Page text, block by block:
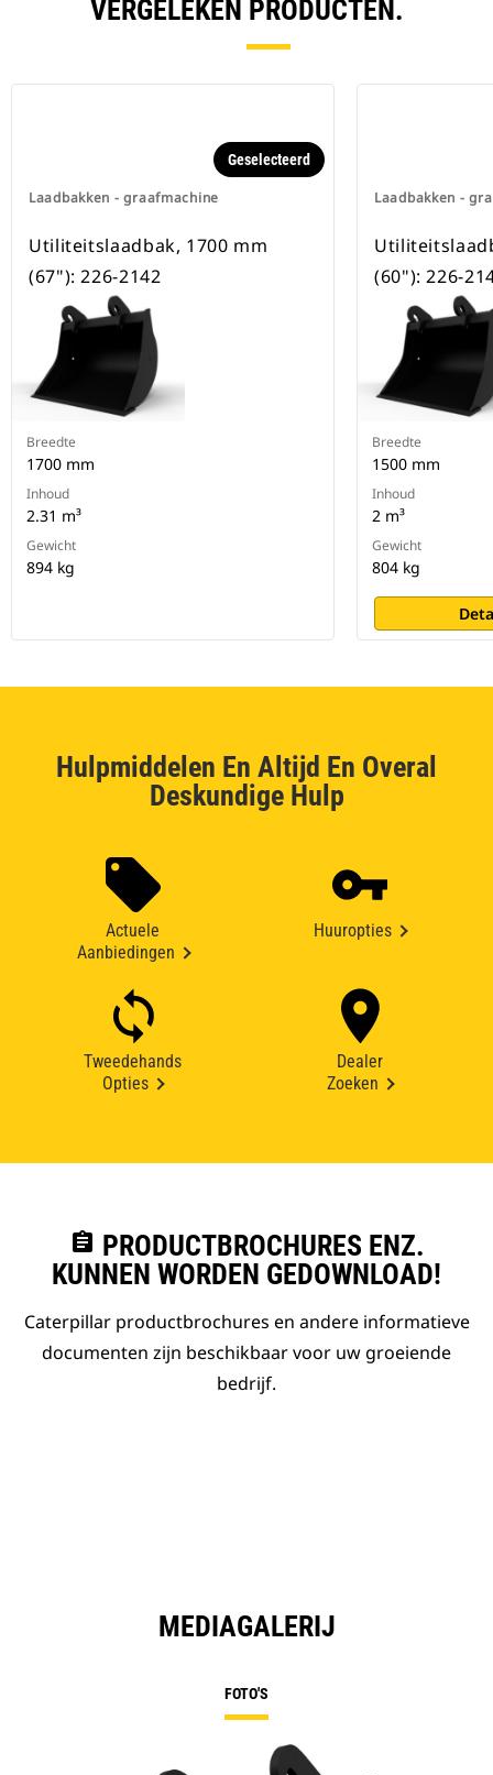
graafmachines op rupsbanden en
op wielen.
VERGELEKEN PRODUCTEN.
Laadbakken - graafmachine
Geselecteerd
Utiliteitslaadbak, 1700 mm
(67"): 226-2142
Breedte
1700 mm
Inhoud
2.31 m³
Gewicht
894 kg
Laadbakken -
(60"): 226-
Breedte
1500 mm
Inhoud
2 m³
Gewicht
804 kg
Hulpmiddelen En Altijd En Overal
Deskundige Hulp
Actuele
Aanbiedingen
Huuropties
Tweedehands
Opties
Dealer
Zoeken
assignment PRODUCTBROCHURES ENZ.
KUNNEN WORDEN GEDOWNLOAD!
Caterpillar productbrochures en andere informatieve
documenten zijn beschikbaar voor uw groeiende
bedrijf.
MEDIAGALERIJ
FOTO'S